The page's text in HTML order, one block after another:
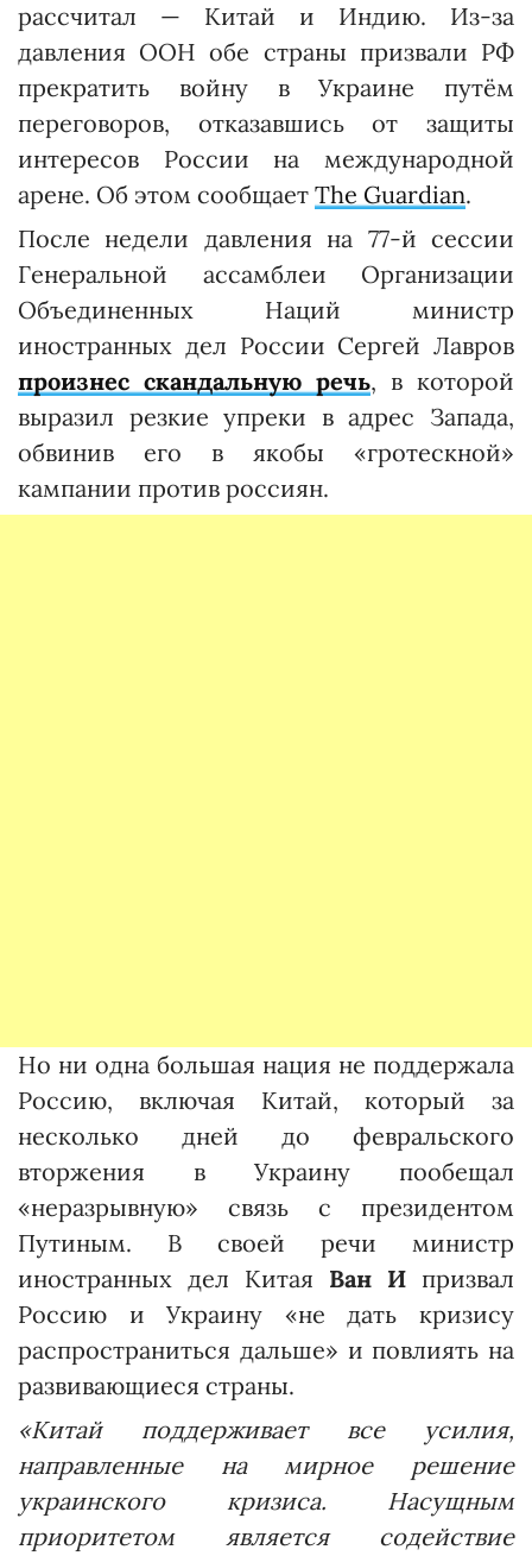
рассчитал — Китай и Индию. Из-за
давления ООН обе страны призвали РФ
прекратить войну в Украине путём
переговоров, отказавшись от защиты
интересов России на международной
арене. Об этом сообщает The Guardian.
После недели давления на 77-й сессии
Генеральной ассамблеи Организации
Объединенных Наций министр
иностранных дел России Сергей Лавров
произнес скандальную речь, в которой
выразил резкие упреки в адрес Запада,
обвинив его в якобы «гротескной»
кампании против россиян.
Но ни одна большая нация не поддержала
Россию, включая Китай, который за
несколько дней до февральского
вторжения в Украину пообещал
«неразрывную» связь с президентом
Путиным. В своей речи министр
иностранных дел Китая Ван И призвал
Россию и Украину «не дать кризису
распространиться дальше» и повлиять на
развивающиеся страны.
«Китай поддерживает все усилия,
направленные на мирное решение
украинского кризиса. Насущным
приоритетом является содействие